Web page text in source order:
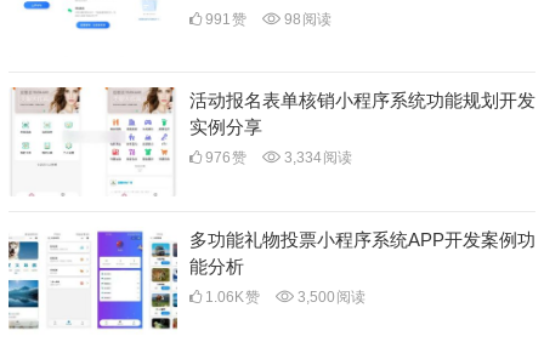
991赞 98 阅读
活动报名表单核销小程序系统功能规划开发
实例分享
976赞 3,334阅读
多功能礼物投票小程序系统APP开发案例功
能分析
1.06K赞 3,500 阅读